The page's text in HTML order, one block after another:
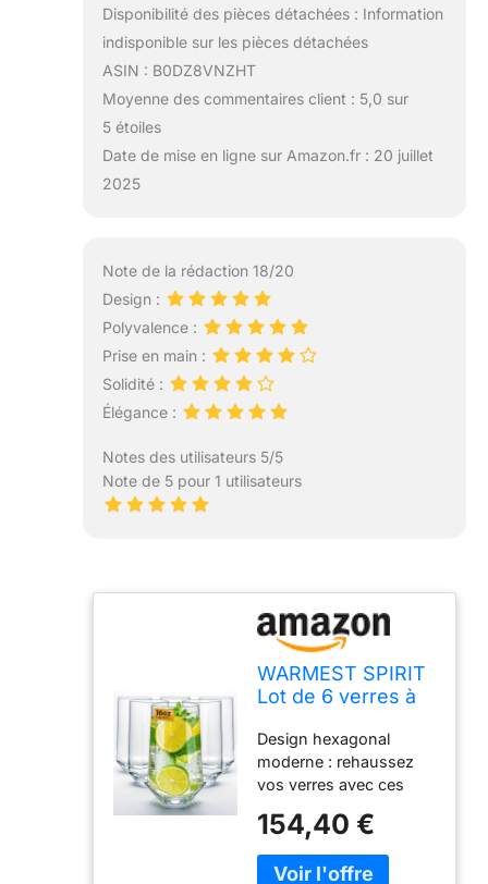
Disponibilité des pièces détachées : Information
indisponible sur les pièces détachées
ASIN : B0DZ8VNZHT
Moyenne des commentaires client : 5,0 sur
5 étoiles
Date de mise en ligne sur Amazon.fr : 20 juillet
2025
Note de la rédaction 18/20
Design :
Polyvalence :
Prise en main :
Solidité :
Élégance :
Notes des utilisateurs 5/5
Note de 5 pour 1 utilisateurs
WARMEST SPIRIT
Lot de 6 verres à
- Design
hexagonal - Verre
à bière de 473,6 g
et verre Highball -
Modernes pour
bière, cocktails,
Design hexagonal
moderne : rehaussez
vos verres avec ces
473,6 g, dotés d'une
forme hexagonale
élégante. Leur design
154,40 €